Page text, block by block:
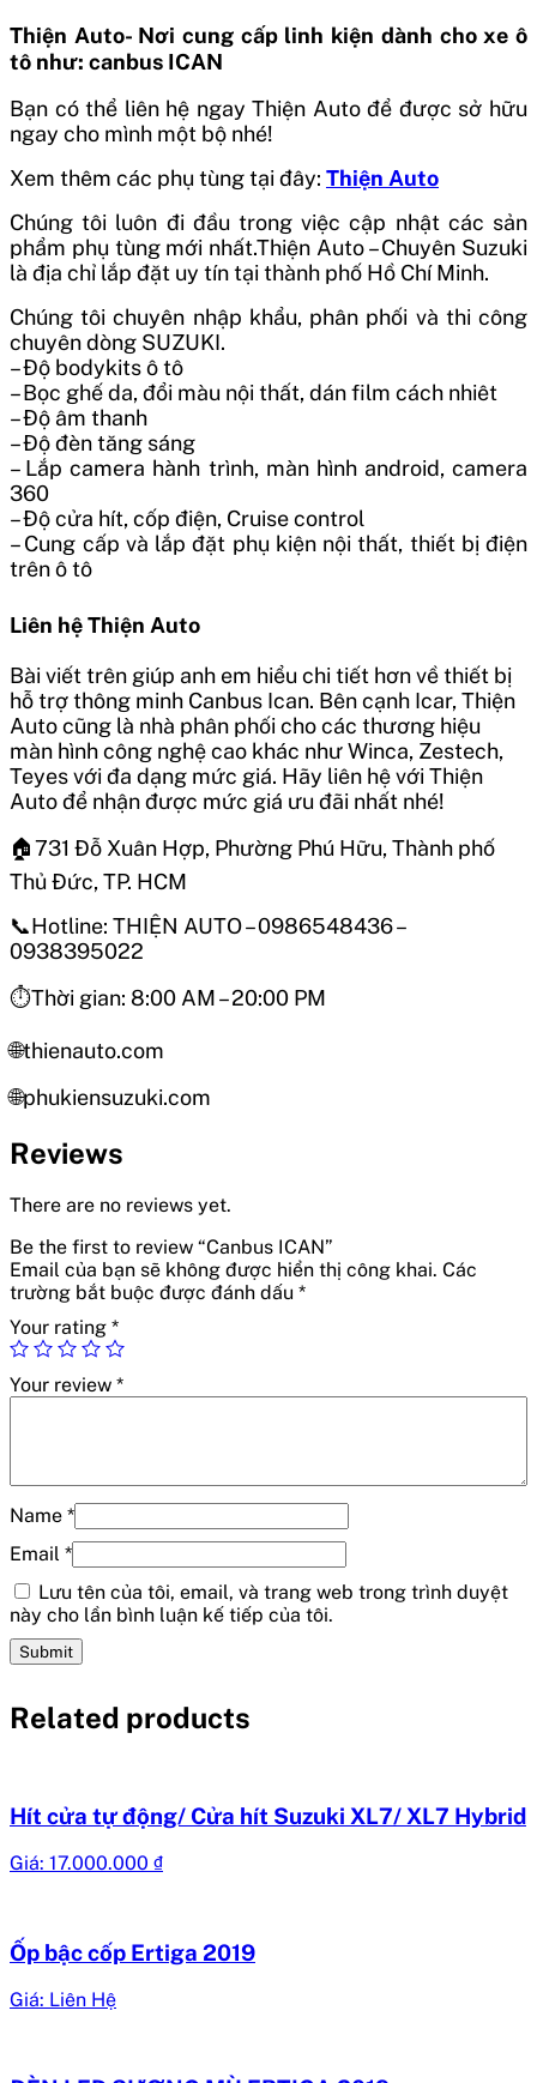
Thiện Auto- Nơi cung cấp linh kiện dành cho xe ô
tô như: canbus ICAN
Bạn có thể liên hệ ngay Thiện Auto để được sở hữu
ngay cho mình một bộ nhé!
Xem thêm các phụ tùng tại đây: Thiện Auto
Chúng tôi luôn đi đầu trong việc cập nhật các sản
phẩm phụ tùng mới nhất.Thiện Auto – Chuyên Suzuki
là địa chỉ lắp đặt uy tín tại thành phố Hồ Chí Minh.
Chúng tôi chuyên nhập khẩu, phân phối và thi công
chuyên dòng SUZUKI.
– Độ bodykits ô tô
– Bọc ghế da, đổi màu nội thất, dán film cách nhiêt
– Độ âm thanh
– Độ đèn tăng sáng
– Lắp camera hành trình, màn hình android, camera
360
– Độ cửa hít, cốp điện, Cruise control
– Cung cấp và lắp đặt phụ kiện nội thất, thiết bị điện
trên ô tô
Liên hệ Thiện Auto
Bài viết trên giúp anh em hiểu chi tiết hơn về thiết bị
hỗ trợ thông minh Canbus Ican. Bên cạnh Icar, Thiện
Auto cũng là nhà phân phối cho các thương hiệu
màn hình công nghệ cao khác như Winca, Zestech,
Teyes với đa dạng mức giá. Hãy liên hệ với Thiện
Auto để nhận được mức giá ưu đãi nhất nhé!
🏠731 Đỗ Xuân Hợp, Phường Phú Hữu, Thành phố
Thủ Đức, TP. HCM
📞Hotline: THIỆN AUTO – 0986548436 –
0938395022
⏱Thời gian: 8:00 AM – 20:00 PM
🌐thienauto.com
🌐phukiensuzuki.com
Reviews
There are no reviews yet.
Be the first to review “Canbus ICAN”
Email của bạn sẽ không được hiển thị công khai. Các
trường bắt buộc được đánh dấu *
Your rating *
Your review *
Name *
Email *
Lưu tên của tôi, email, và trang web trong trình duyệt
này cho lần bình luận kế tiếp của tôi.
Related products
Hít cửa tự động/ Cửa hít Suzuki XL7/ XL7 Hybrid
Giá: 17.000.000 ₫
Ốp bậc cốp Ertiga 2019
Giá: Liên Hệ